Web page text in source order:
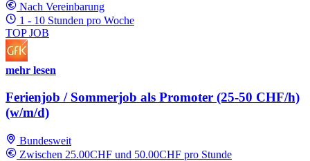
Nach Vereinbarung
1 - 10 Stunden pro Woche
TOP JOB
mehr lesen
Ferienjob / Sommerjob als Promoter (25-50 CHF/h)
(w/m/d)
Bundesweit
Zwischen 25.00CHF und 50.00CHF pro Stunde